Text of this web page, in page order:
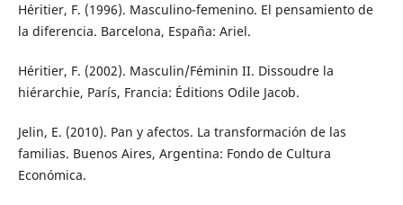
Héritier, F. (1996). Masculino-femenino. El pensamiento de
la diferencia. Barcelona, España: Ariel.
Héritier, F. (2002). Masculin/Féminin II. Dissoudre la
hiérarchie, París, Francia: Éditions Odile Jacob.
Jelin, E. (2010). Pan y afectos. La transformación de las
familias. Buenos Aires, Argentina: Fondo de Cultura
Económica.